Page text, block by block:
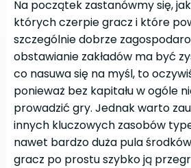
Na początek zastanówmy się,
których czerpie gracz i które
szczególnie dobrze
obstawianie zakładów ma być
co nasuwa się na myśl, to
ponieważ bez kapitału w ogóle
prowadzić gry. Jednak warto
innych kluczowych zasobów
nawet bardzo duża pula
gracz po prostu szybko ją